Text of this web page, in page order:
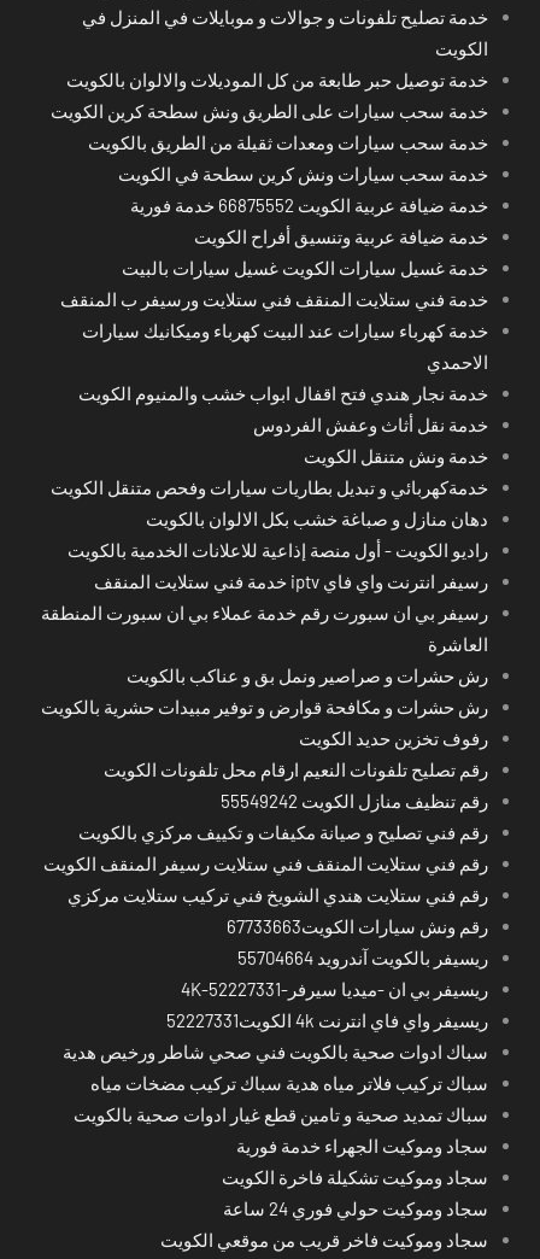
خدمة تصليح تلفونات و جوالات و موبايلات في المنزل في
الكويت
خدمة توصيل حبر طابعة من كل الموديلات والالوان بالكويت
خدمة سحب سيارات على الطريق ونش سطحة كرين الكويت
خدمة سحب سيارات ومعدات ثقيلة من الطريق بالكويت
خدمة سحب سيارات ونش كرين سطحة في الكويت
خدمة ضيافة عربية الكويت 66875552 خدمة فورية
خدمة ضيافة عربية وتنسيق أفراح الكويت
خدمة غسيل سيارات الكويت غسيل سيارات بالبيت
خدمة فني ستلايت المنقف فني ستلايت ورسيفر ب المنقف
خدمة كهرباء سيارات عند البيت كهرباء وميكانيك سيارات
الاحمدي
خدمة نجار هندي فتح اقفال ابواب خشب والمنيوم الكويت
خدمة نقل أثاث وعفش الفردوس
خدمة ونش متنقل الكويت
خدمةكهربائي و تبديل بطاريات سيارات وفحص متنقل الكويت
دهان منازل و صباغة خشب بكل الالوان بالكويت
راديو الكويت - أول منصة إذاعية للاعلانات الخدمية بالكويت
رسيفر انترنت واي فاي iptv خدمة فني ستلايت المنقف
رسيفر بي ان سبورت رقم خدمة عملاء بي ان سبورت المنطقة
العاشرة
رش حشرات و صراصير ونمل بق و عناكب بالكويت
رش حشرات و مكافحة قوارض و توفير مبيدات حشرية بالكويت
رفوف تخزين حديد الكويت
رقم تصليح تلفونات النعيم ارقام محل تلفونات الكويت
رقم تنظيف منازل الكويت 55549242
رقم فني تصليح و صيانة مكيفات و تكييف مركزي بالكويت
رقم فني ستلايت المنقف فني ستلايت رسيفر المنقف الكويت
رقم فني ستلايت هندي الشويخ فني تركيب ستلايت مركزي
رقم ونش سيارات الكويت67733663
ريسيفر بالكويت آندرويد 55704664
ريسيفر بي ان -ميديا سيرفر-4K-52227331
ريسيفر واي فاي انترنت 4k الكويت52227331
سباك ادوات صحية بالكويت فني صحي شاطر ورخيص هدية
سباك تركيب فلاتر مياه هدية سباك تركيب مضخات مياه
سباك تمديد صحية و تامين قطع غيار ادوات صحية بالكويت
سجاد وموكيت الجهراء خدمة فورية
سجاد وموكيت تشكيلة فاخرة الكويت
سجاد وموكيت حولي فوري 24 ساعة
سجاد وموكيت فاخر قريب من موقعي الكويت